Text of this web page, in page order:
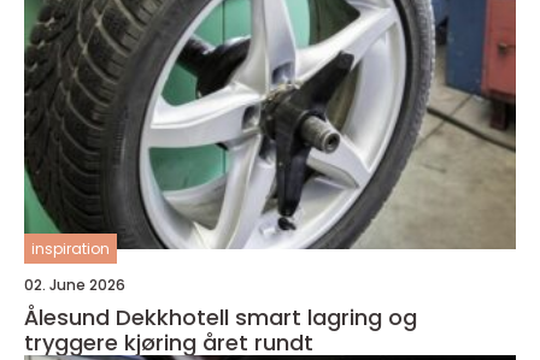
inspiration
02. June 2026
Ålesund Dekkhotell smart lagring og
tryggere kjøring året rundt